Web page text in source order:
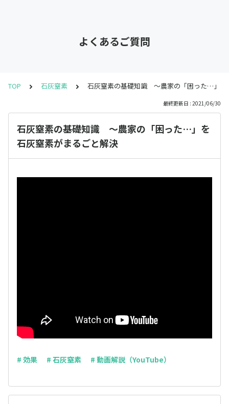
よくあるご質問
TOP 石灰窒素 石灰窒素の基礎知識 ～農家の「困った…」を
最終更新日 : 2021/06/30
石灰窒素の基礎知識 ～農家の「困った…」を
石灰窒素がまるごと解決
# 効果 # 石灰窒素 # 動画解説（YouTube）